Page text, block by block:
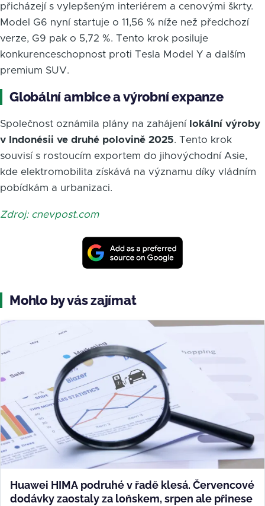
přicházejí s vylepšeným interiérem a cenovými škrty.
Model G6 nyní startuje o 11,56 % níže než předchozí
verze, G9 pak o 5,72 %. Tento krok posiluje
konkurenceschopnost proti Tesla Model Y a dalším
premium SUV.
Globální ambice a výrobní expanze
Společnost oznámila plány na zahájení lokální výroby
v Indonésii ve druhé polovině 2025. Tento krok
souvisí s rostoucím exportem do jihovýchodní Asie,
kde elektromobilita získává na významu díky vládním
pobídkám a urbanizaci.
Zdroj: cnevpost.com
Mohlo by vás zajímat
Huawei HIMA podruhé v řadě klesá. Červencové
dodávky zaostaly za loňskem, srpen ale přinese